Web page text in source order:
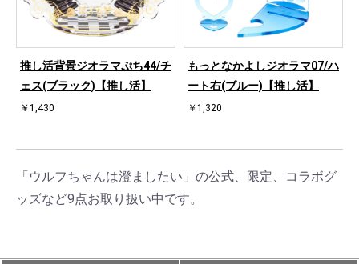
推し活背景ジオラマぷち44/チ
ェス(ブラック)【推し活】
￥1,430
もっとなかよしジオラマ07/ハ
ート右(ブルー)【推し活】
￥1,320
「ウルフちゃんは澄ましたい」の公式、限定、コラボグ
ッズなど9点お取り扱い中です。